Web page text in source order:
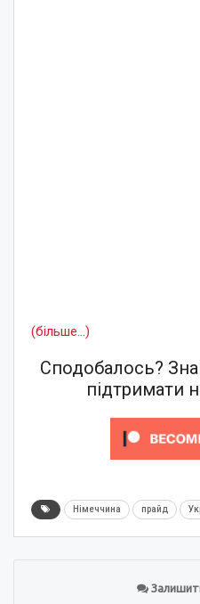
(більше…)
Сподобалось?
підтримати
Німеччина прайд